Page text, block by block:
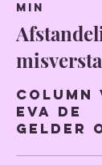
min
tijden
Column
Eva De
Gelder